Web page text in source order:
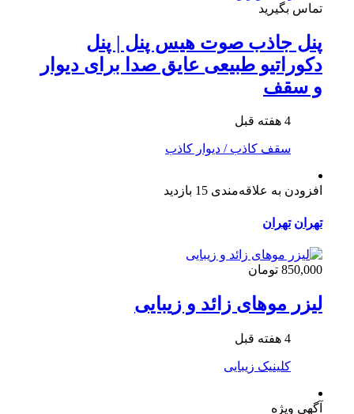
تماس بگیرید
پنل جاذب صوت هیس پنل | پنل
دکوراتیو طبیعی عایق صدا برای دیوار
و سقف
4 هفته قبل
سقف کاذب / دیوار کاذب
افزودن به علاقه‌مندی 15 بازدید
تهران تهران
850,000 تومان
لیزر موهای زائد و زیبایی
4 هفته قبل
کلینیک زیبایی
آگهی ویژه